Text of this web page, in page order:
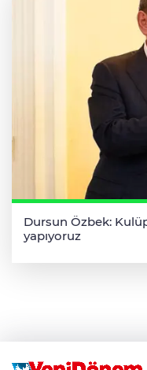
Dursun Özbek:
yapıyoruz